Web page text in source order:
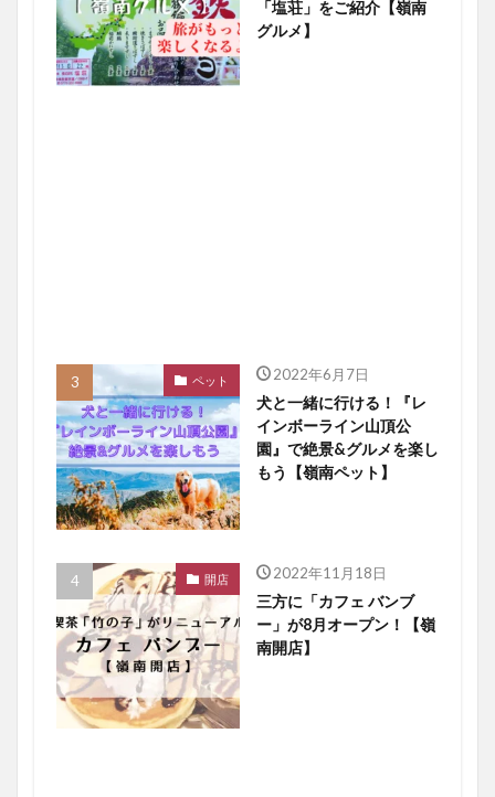
「塩荘」をご紹介【嶺南
グルメ】
ペット 2022年6月7日
犬と一緒に行ける！『レ
インボーライン山頂公
園』で絶景&グルメを楽し
もう【嶺南ペット】
開店 2022年11月18日
三方に「カフェ バンブ
ー」が8月オープン！【嶺
南開店】